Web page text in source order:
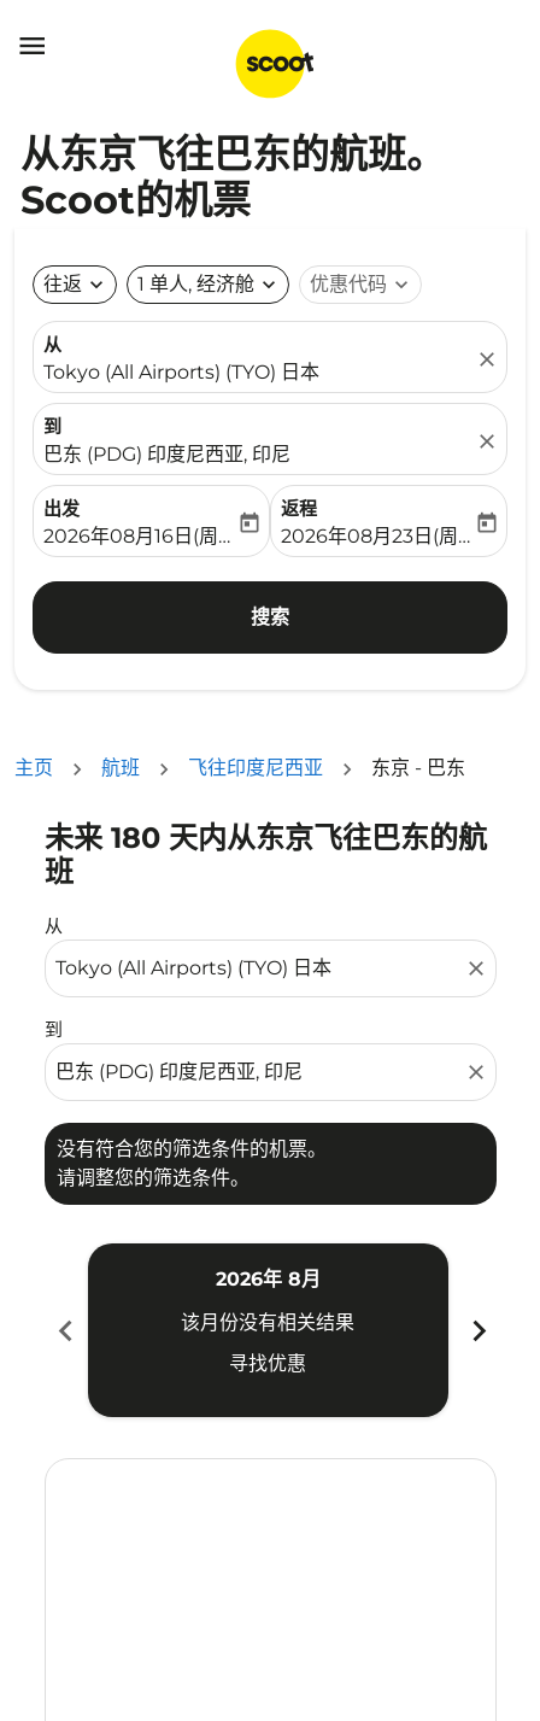

从东京飞往巴东的航班。
Scoot的机票
往返 expand_more 1 单人, 经济舱 expand_more 优惠代码 expand_more
从
Tokyo (All Airports) (TYO) 日本
close
到
巴东 (PDG) 印度尼西亚, 印尼
close
出发
fc-booking-departure-date-aria-label
2026年08月16日(周日)
today
返程
fc-booking-return-date-
2026年08月23日(周日)
today
搜索
主页 航班 飞往印度尼西亚 东京 - 巴东
未来 180 天内从东京飞往巴东的航
班
从
close
到
close
没有符合您的筛选条件的机票。
请调整您的筛选条件。
没有符合您的筛选条件的机票。请调整您的筛选条件。
chevron_left
2026年 8月
该月份没有相关结果
寻找优惠
chevron_right